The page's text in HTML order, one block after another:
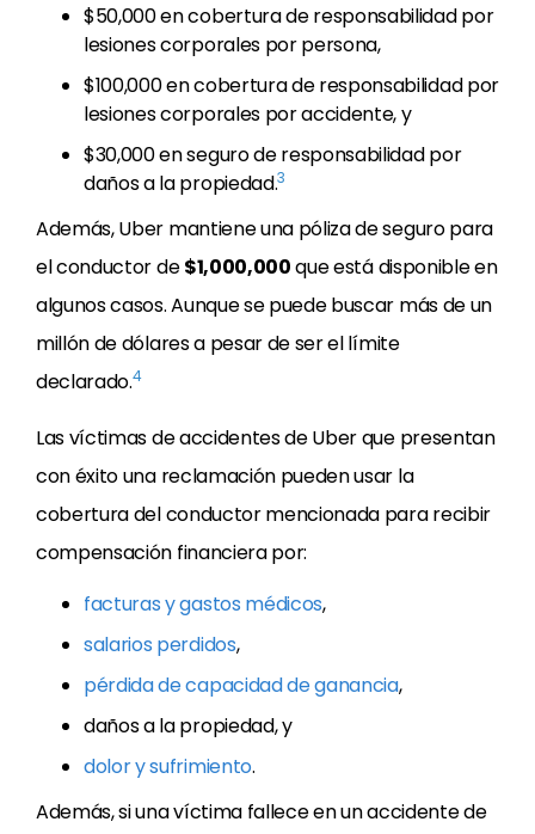
$50,000 en cobertura de responsabilidad por
lesiones corporales por persona,
$100,000 en cobertura de responsabilidad por
lesiones corporales por accidente, y
$30,000 en seguro de responsabilidad por
daños a la propiedad.3
Además, Uber mantiene una póliza de seguro para
el conductor de$1,000,000que está disponible en
algunos casos. Aunque se puede buscar más de un
millón de dólares a pesar de ser el límite
declarado.4
Las víctimas de accidentes de Uber que presentan
con éxito una reclamación pueden usar la
cobertura del conductor mencionada para recibir
compensación financiera por:
facturas y gastos médicos,
salarios perdidos,
pérdida de capacidad de ganancia,
daños a la propiedad, y
dolor y sufrimiento.
Además, si una víctima fallece en un accidente de